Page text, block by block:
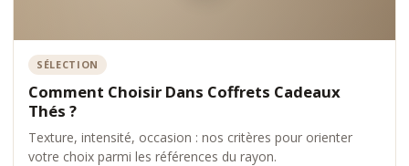
SÉLECTION
Comment Choisir Dans Coffrets Cadeaux
Thés ?
Texture, intensité, occasion : nos critères pour orienter
votre choix parmi les références du rayon.